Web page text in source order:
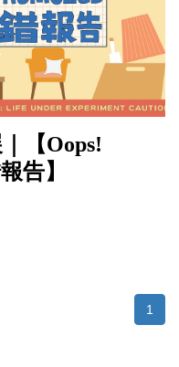
【Oops!
告】
1